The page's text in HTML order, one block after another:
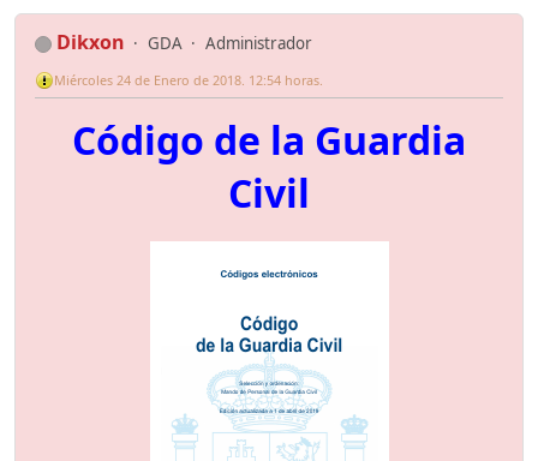
Dikxon GDA Administrador
Miércoles 24 de Enero de 2018. 12:54 horas.
Código de la Guardia
Civil